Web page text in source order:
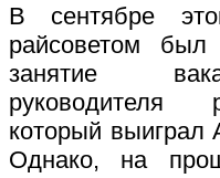
В сентябре
райсоветом
занятие
руководителя
который выиграл
Однако, на